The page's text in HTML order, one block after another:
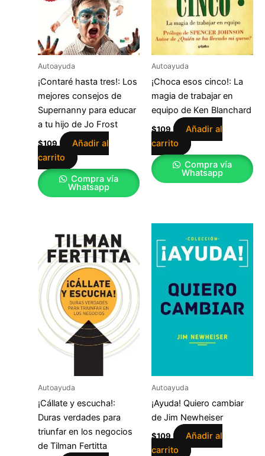
Autoayuda
¡Contaré hasta tres!: Los
mejores consejos de
Supernanny para educar
a tu hijo de Jo Frost
$109
Añadir al
carrito
Compra vía
Whatsapp
Autoayuda
¡Choca esos cinco!: La
magia de trabajar en
equipo de Ken Blanchard
$109
Añadir al
carrito
Compra vía
Whatsapp
Autoayuda
¡Cállate y escucha!:
Duras verdades para
triunfar en los negocios
de Tilman Fertitta
Autoayuda
¡Ayuda! Quiero cambiar
de Jim Newheiser
$109
Añadir al
carrito